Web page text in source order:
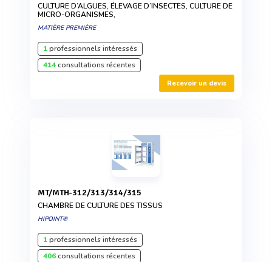
CULTURE D’ALGUES, ÉLEVAGE D’INSECTES, CULTURE DE
MICRO-ORGANISMES,
MATIÈRE PREMIÈRE
1professionnels intéressés
414consultations récentes
Recevoir un devis
MT/MTH-312/313/314/315
CHAMBRE DE CULTURE DES TISSUS
HIPOINT®
1professionnels intéressés
406consultations récentes